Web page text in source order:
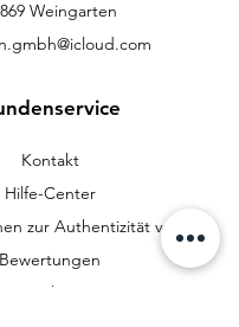
Weingarten
Kontakt
Hilfe-Center
zur Authentizität von
Bewertungen
Newsletter